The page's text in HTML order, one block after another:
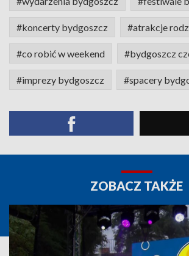
#koncerty bydgoszcz #atrakcje
#co robić w weekend #bydgoszcz
#imprezy bydgoszcz #spacery
ZOBACZ TAKŻE